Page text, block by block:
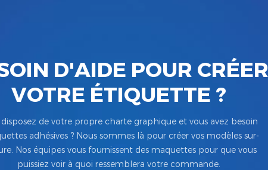
D'AIDE POUR CRÉER
VOTRE ÉTIQUETTE ?
disposez de votre propre charte graphique et vous avez besoin
adhésives ? Nous sommes là pour créer vos modèles sur-
Nos équipes vous fournissent des maquettes pour que vous
puissiez voir à quoi ressemblera votre commande.